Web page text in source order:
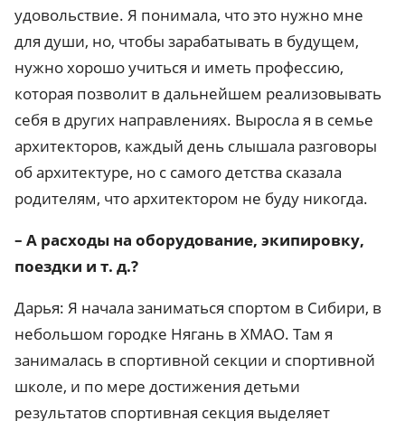
удовольствие. Я понимала, что это нужно мне
для души, но, чтобы зарабатывать в будущем,
нужно хорошо учиться и иметь профессию,
которая позволит в дальнейшем реализовывать
себя в других направлениях. Выросла я в семье
архитекторов, каждый день слышала разговоры
об архитектуре, но с самого детства сказала
родителям, что архитектором не буду никогда.
– А расходы на оборудование, экипировку,
поездки и т. д.?
Дарья: Я начала заниматься спортом в Сибири, в
небольшом городке Нягань в ХМАО. Там я
занималась в спортивной секции и спортивной
школе, и по мере достижения детьми
результатов спортивная секция выделяет